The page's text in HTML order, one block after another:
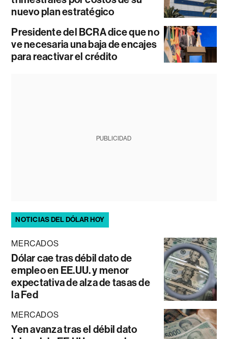
nuevo plan estratégico
Presidente del BCRA dice que no
ve necesaria una baja de encajes
para reactivar el crédito
PUBLICIDAD
NOTICIAS DEL DÓLAR HOY
MERCADOS
Dólar cae tras débil dato de
empleo en EE.UU. y menor
expectativa de alza de tasas de
la Fed
MERCADOS
Yen avanza tras el débil dato